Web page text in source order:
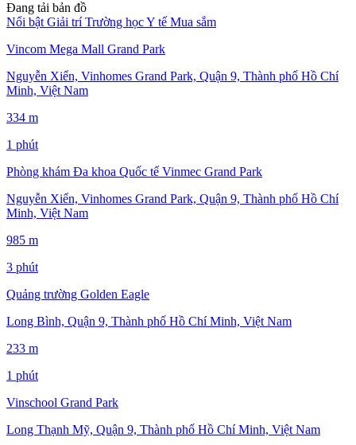
Đang tải bản đồ
Nổi bật Giải trí Trường họcY tế Mua sắm
Vincom Mega Mall Grand Park
Nguyễn Xiển, Vinhomes Grand Park, Quận 9, Thành phố Hồ Chí
Minh, Việt Nam
334 m
1 phút
Phòng khám Đa khoa Quốc tế Vinmec Grand Park
Nguyễn Xiển, Vinhomes Grand Park, Quận 9, Thành phố Hồ Chí
Minh, Việt Nam
985 m
3 phút
Quảng trường Golden Eagle
Long Bình, Quận 9, Thành phố Hồ Chí Minh, Việt Nam
233 m
1 phút
Vinschool Grand Park
Long Thạnh Mỹ, Quận 9, Thành phố Hồ Chí Minh, Việt Nam